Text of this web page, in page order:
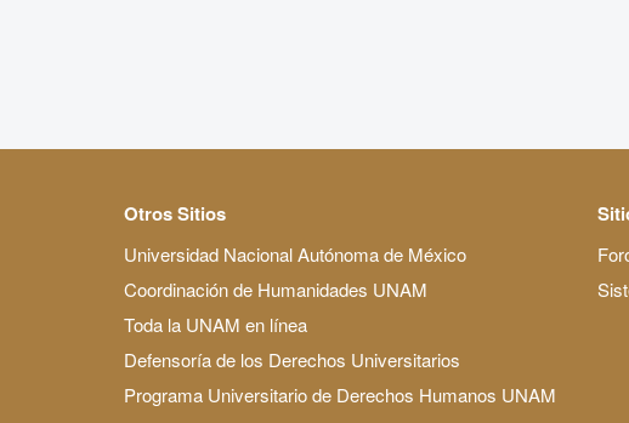
Otros Sitios
Universidad Nacional Autónoma de México
Coordinación de Humanidades UNAM
Toda la UNAM en línea
Defensoría de los Derechos Universitarios
Programa Universitario de Derechos Humanos UNAM